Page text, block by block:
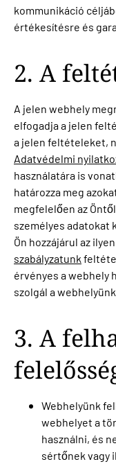
kommunikáció
értékesítésre és
2. A
A jelen webhely
elfogadja a jelen
a jelen feltételeket,
Adatvédelmi
használatára is
határozza meg
megfelelően az
személyes adatokat
Ön hozzájárul az
szabályzatunk
érvényes a webhely
szolgál a
3. A
Webhelyünk
webhelyet a
használni, és
sértőnek vagy